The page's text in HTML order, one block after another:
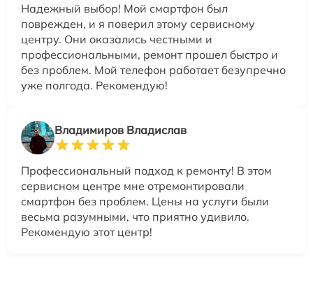
Надежный выбор! Мой смартфон был
поврежден, и я поверил этому сервисному
центру. Они оказались честными и
профессиональными, ремонт прошел быстро и
без проблем. Мой телефон работает безупречно
уже полгода. Рекомендую!
Владимиров Владислав
Профессиональный подход к ремонту! В этом
сервисном центре мне отремонтировали
смартфон без проблем. Цены на услуги были
весьма разумными, что приятно удивило.
Рекомендую этот центр!